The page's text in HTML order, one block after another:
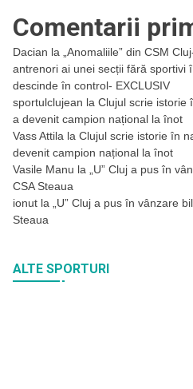
Comentarii
Dacian la
„Anomaliile” din CSM
antrenori ai unei secții fără sportivi
descinde în control- EXCLUSIV
sportulclujean la Clujul scrie istorie
a devenit campion național la înot
Vass Attila la Clujul scrie istorie în
devenit campion național la înot
Vasile Manu la
„U” Cluj a pus în
CSA Steaua
ionut la
„U” Cluj a pus în vânzare
Steaua
ALTE SPORTURI